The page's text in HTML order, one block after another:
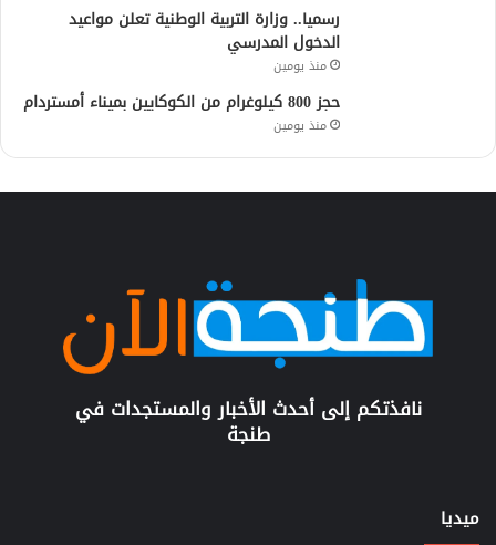
رسميا.. وزارة التربية الوطنية تعلن مواعيد
الدخول المدرسي
منذ يومين
حجز 800 كيلوغرام من الكوكايين بميناء أمستردام
منذ يومين
نافذتكم إلى أحدث الأخبار والمستجدات في
طنجة
ميديا